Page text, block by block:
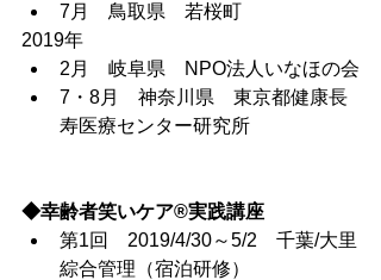
7月　鳥取県　若桜町
2月　岐阜県　NPO法人いなほの会
7・8月　神奈川県　東京都健康長
寿医療センター研究所
◆幸齢者笑いケア®実践講座
第1回　2019/4/30～5/2　千葉/大里
綜合管理（宿泊研修）